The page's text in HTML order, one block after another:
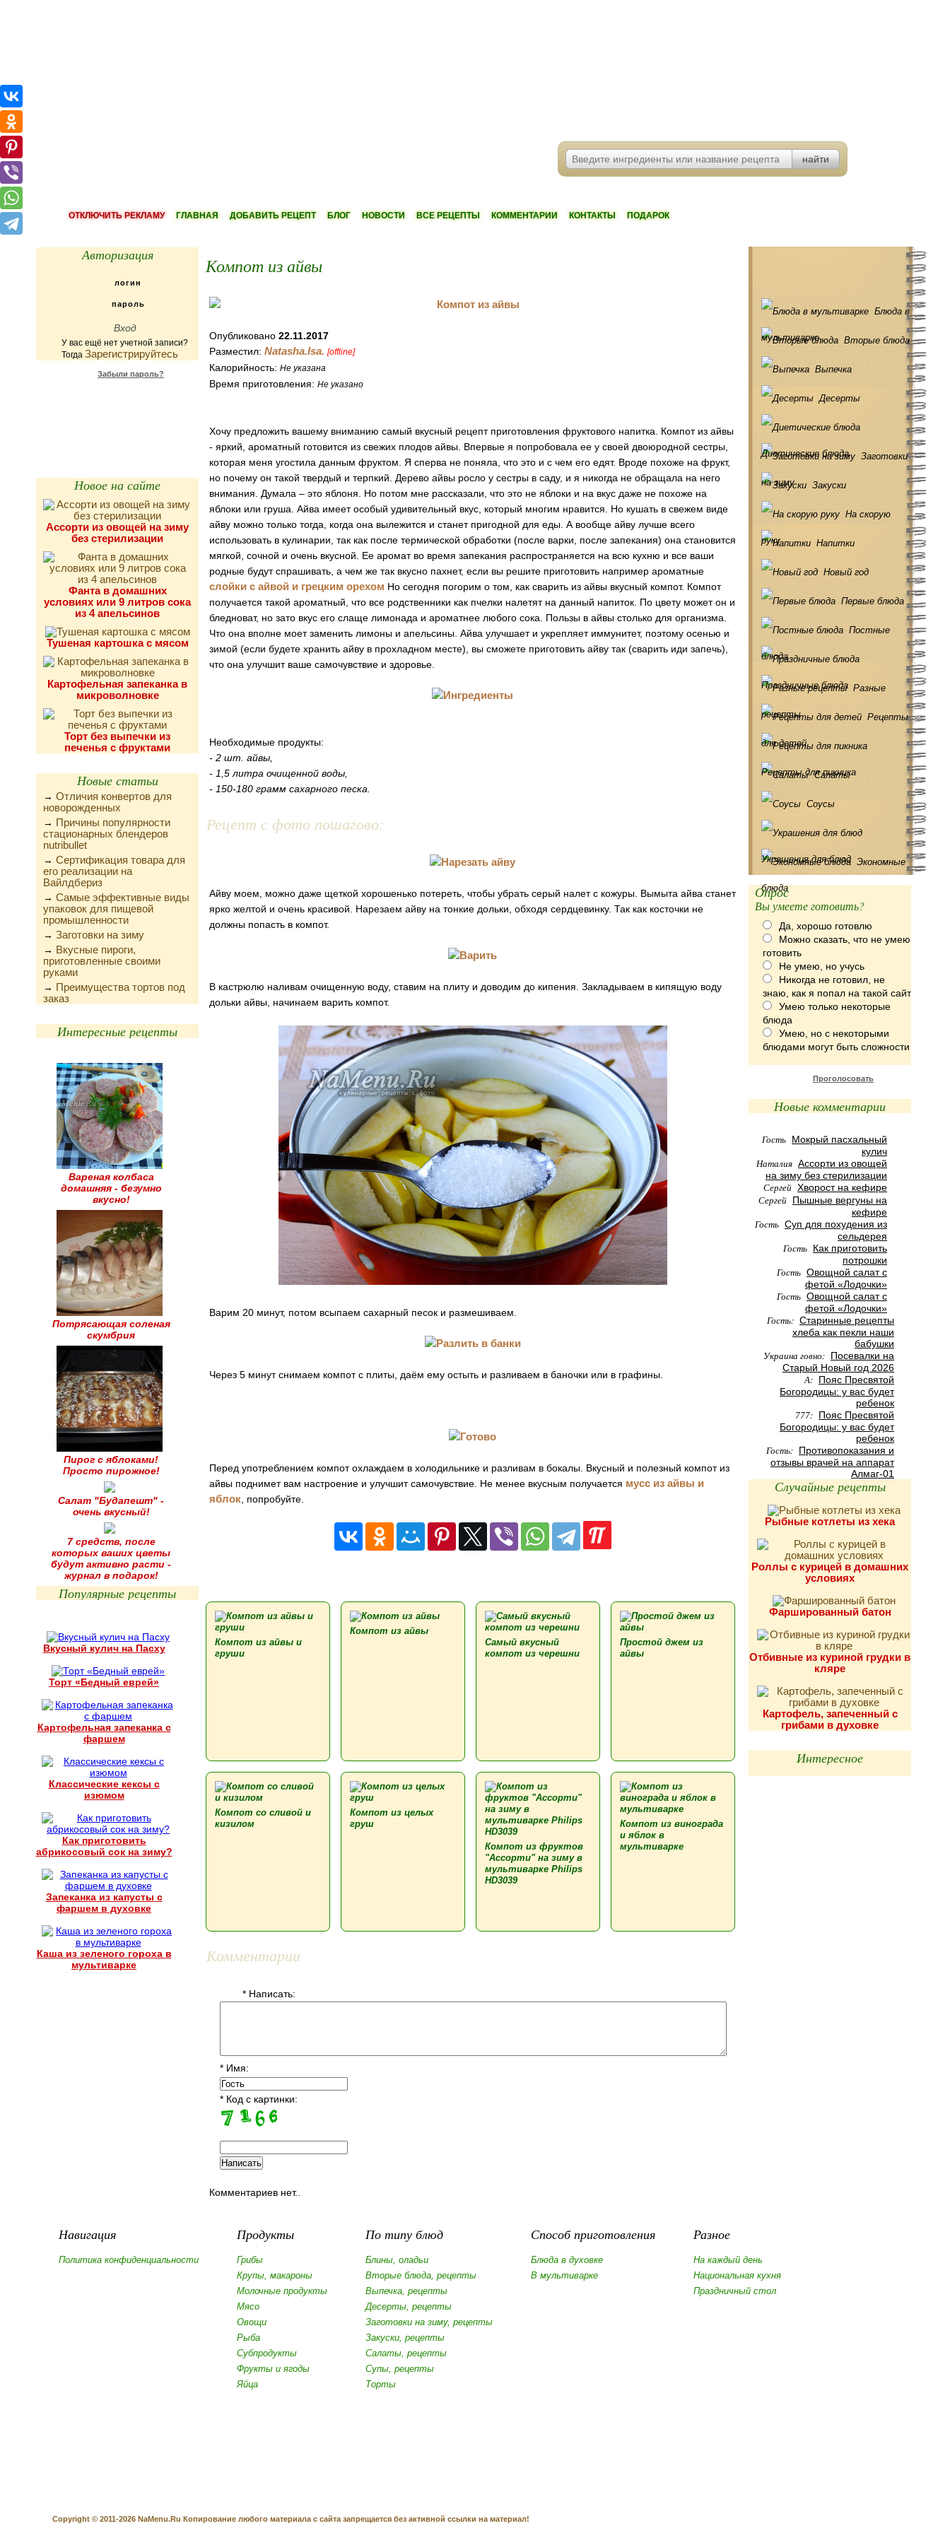
ОТКЛЮЧИТЬ РЕКЛАМУ ГЛАВНАЯ ДОБАВИТЬ РЕЦЕПТ БЛОГ НОВОСТИ ВСЕ РЕЦЕПТЫ КОММЕНТАРИИ КОНТАКТЫ ПОДАРОК
Авторизация
У вас ещё нет учетной записи?
Тогда Зарегистрируйтесь
Забыли пароль?
Новое на сайте
Ассорти из овощей на зиму
без стерилизации
Фанта в домашних
условиях или 9 литров сока
из 4 апельсинов
Тушеная картошка с мясом
Картофельная запеканка в
микроволновке
Торт без выпечки из
печенья с фруктами
Новые статьи
→ Отличия конвертов для
новорожденных
→ Причины популярности
стационарных блендеров
nutribullet
→ Сертификация товара для
его реализации на
Вайлдбериз
→ Самые эффективные виды
упаковок для пищевой
промышленности
→ Заготовки на зиму
→ Вкусные пироги,
приготовленные своими
руками
→ Преимущества тортов под
заказ
Интересные рецепты
Вареная колбаса
домашняя - безумно
вкусно!
Потрясающая соленая
скумбрия
Пирог с яблоками!
Просто пирожное!
Салат "Будапешт" -
очень вкусный!
7 средств, после
которых ваших цветы
будут активно расти -
журнал в подарок!
Популярные рецепты
Вкусный кулич на Пасху
Торт «Бедный еврей»
Картофельная запеканка с
фаршем
Классические кексы с
изюмом
Как приготовить
абрикосовый сок на зиму?
Запеканка из капусты с
фаршем в духовке
Каша из зеленого гороха в
мультиварке
Компот из айвы
Опубликовано 22.11.2017
Разместил: Natasha.Isa. [offline]
Калорийность: Не указана
Время приготовления: Не указано
Хочу предложить вашему вниманию самый вкусный рецепт приготовления фруктового напитка. Компот из айвы
- яркий, ароматный готовится из свежих плодов айвы. Впервые я попробовала ее у своей двоюродной сестры,
которая меня угостила данным фруктом. Я сперва не поняла, что это и с чем его едят. Вроде похоже на фрукт,
но почему он такой твердый и терпкий. Дерево айвы росло у сестры в саду, и я никогда не обращала на него
внимания. Думала – это яблоня. Но потом мне рассказали, что это не яблоки и на вкус даже не похоже на
яблоки или груша. Айва имеет особый удивительный вкус, который многим нравится. Но кушать в свежем виде
айву можно только тогда, когда она вылежится и станет пригодной для еды. А вообще айву лучше всего
использовать в кулинарии, так как после термической обработки (после варки, после запекания) она становится
мягкой, сочной и очень вкусной. Ее аромат во время запекания распространяется на всю кухню и все ваши
родные будут спрашивать, а чем же так вкусно пахнет, если вы решите приготовить например ароматные
слойки с айвой и грецким орехом Но сегодня погорим о том, как сварить из айвы вкусный компот. Компот
получается такой ароматный, что все родственники как пчелки налетят на данный напиток. По цвету может он и
бледноват, но зато вкус его слаще лимонада и ароматнее любого сока. Пользы в айвы столько для организма.
Что она вполне моет заменить лимоны и апельсины. Айва улучшает и укрепляет иммунитет, поэтому осенью и
зимой (если будете хранить айву в прохладном месте), вы сможете приготовить айву так (сварить иди запечь),
что она улучшит ваше самочувствие и здоровье.
Необходимые продукты:
- 2 шт. айвы,
- 1,5 литра очищенной воды,
- 150-180 грамм сахарного песка.
Рецепт с фото пошагово:
Айву моем, можно даже щеткой хорошенько потереть, чтобы убрать серый налет с кожуры. Вымыта айва станет
ярко желтой и очень красивой. Нарезаем айву на тонкие дольки, обходя сердцевинку. Так как косточки не
должны попасть в компот.
В кастрюлю наливам очищенную воду, ставим на плиту и доводим до кипения. Закладываем в кипящую воду
дольки айвы, начинаем варить компот.
Варим 20 минут, потом всыпаем сахарный песок и размешиваем.
Через 5 минут снимаем компот с плиты, даём ему остыть и разливаем в баночки или в графины.
Перед употреблением компот охлаждаем в холодильнике и разливам в бокалы. Вкусный и полезный компот из
айвы поднимет вам настроение и улучшит самочувствие. Не менее вкусным получается мусс из айвы и
яблок , попробуйте.
Компот из айвы и
груши
Компот из айвы
Самый вкусный
компот из черешни
Простой джем из
айвы
Компот со сливой и
кизилом
Компот из целых
груш
Компот из фруктов
"Ассорти" на зиму в
мультиварке Philips
HD3039
Компот из винограда
и яблок в
мультиварке
Комментарии
* Написать:
* Имя:
* Код с картинки:
Комментариев нет..
Блюда в
мультиварке Вторые блюда
Выпечка
Десерты
Диетические блюда Заготовки
на зиму Закуски
На скорую
руку Напитки
Новый год
Первые блюда
Постные
блюда
Праздничные блюда Разные
рецепты Рецепты
для детей
Рецепты для пикника
Салаты
Соусы
Украшения для блюд Экономные
блюда
Опрос
Вы умеете готовить?
Да, хорошо готовлю
Можно сказать, что не умею
готовить
Не умею, но учусь
Никогда не готовил, не
знаю, как я попал на такой сайт
Умею только некоторые
блюда
Умею, но с некоторыми
блюдами могут быть сложности
Проголосовать
Новые комментарии
Гость Мокрый пасхальный
кулич
Наталия Ассорти из овощей
на зиму без стерилизации
Сергей Хворост на кефире
Сергей Пышные вергуны на
кефире
Гость Суп для похудения из
сельдерея
Гость Как приготовить
потрошки
Гость Овощной салат с
фетой «Лодочки»
Гость Овощной салат с
фетой «Лодочки»
Гость: Старинные рецепты
хлеба как пекли наши
бабушки
Украина говно: Посевалки на
Старый Новый год 2026
А: Пояс Пресвятой
Богородицы: у вас будет
ребенок
777: Пояс Пресвятой
Богородицы: у вас будет
ребенок
Гость: Противопоказания и
отзывы врачей на аппарат
Алмаг-01
Случайные рецепты
Рыбные котлеты из хека
Роллы с курицей в домашних
условиях
Фаршированный батон
Отбивные из куриной грудки в
кляре
Картофель, запеченный с
грибами в духовке
Интересное
Навигация
Политика конфиденциальности
Продукты
Грибы
Крупы, макароны
Молочные продукты
Мясо
Овощи
Рыба
Субпродукты
Фрукты и ягоды
Яйца
По типу блюд
Блины, оладьи
Вторые блюда, рецепты
Выпечка, рецепты
Десерты, рецепты
Заготовки на зиму, рецепты
Закуски, рецепты
Салаты, рецепты
Супы, рецепты
Торты
Способ приготовления
Блюда в духовке
В мультиварке
Разное
На каждый день
Национальная кухня
Праздничный стол
Copyright © 2011-2026 NaMenu.Ru Копирование любого материала с сайта запрещается без активной ссылки на материал!